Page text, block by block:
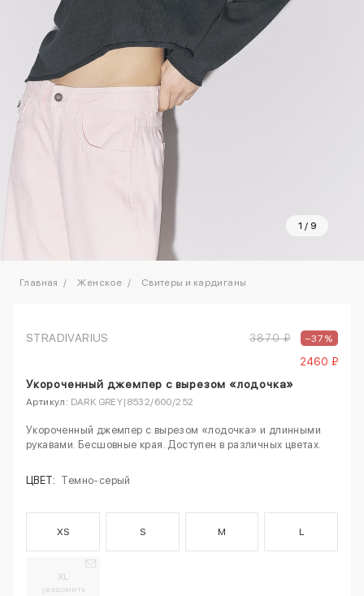
1 / 9
Главная Женское Свитеры и кардиганы
STRADIVARIUS 3870 ₽ –37%
2460 ₽
Укороченный джемпер с вырезом «лодочка»
Артикул: DARK GREY|8532/600/252
Укороченный джемпер с вырезом «лодочка» и длинными
рукавами. Бесшовные края. Доступен в различных цветах.
ЦВЕТ: Темно-серый
XS S M L
XL
уведомить